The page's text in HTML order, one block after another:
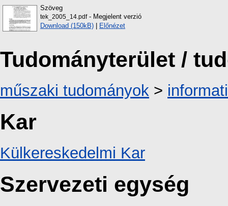
Szöveg
tek_2005_14.pdf- Megjelent verzió
Download (150kB) | Előnézet
Tudományterület /
műszaki tudományok >
Kar
Külkereskedelmi Kar
Szervezeti egység